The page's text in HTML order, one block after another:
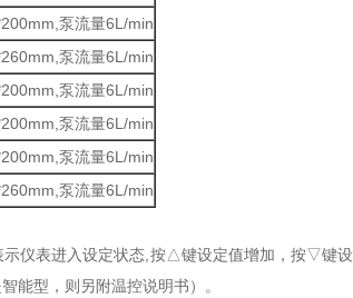
泵流量6L/min
泵流量6L/min
泵流量6L/min
泵流量6L/min
泵流量6L/min
泵流量6L/min
示仪表进入设定状态,按△键设定值增加，按▽
能型，则另附温控说明书）。